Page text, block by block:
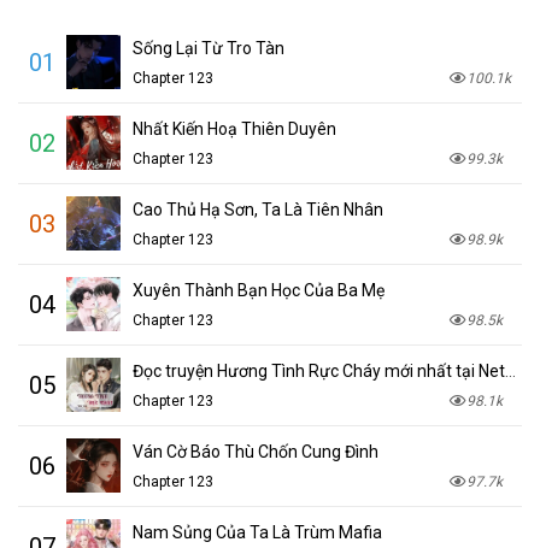
01 Sống Lại Từ Tro Tàn
Chapter 123 100.1k
02 Nhất Kiến Hoạ Thiên Duyên
Chapter 123 99.3k
03 Cao Thủ Hạ Sơn, Ta Là Tiên Nhân
Chapter 123 98.9k
04 Xuyên Thành Bạn Học Của Ba Mẹ
Chapter 123 98.5k
05
Chapter 123 98.1k
06 Ván Cờ Báo Thù Chốn Cung Đình
Chapter 123 97.7k
Nam Sủng Của Ta Là Trùm Mafia